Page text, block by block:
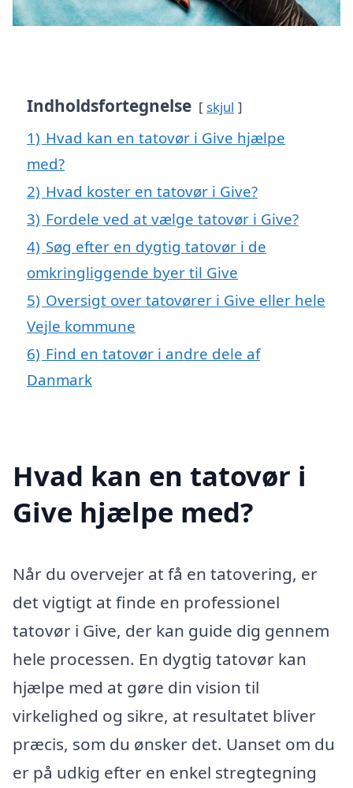
Indholdsfortegnelse skjul
1) Hvad kan en tatovør i Give hjælpe
med?
2) Hvad koster en tatovør i Give?
3) Fordele ved at vælge tatovør i Give?
4) Søg efter en dygtig tatovør i de
omkringliggende byer til Give
5) Oversigt over tatovører i Give eller hele
Vejle kommune
6) Find en tatovør i andre dele af
Danmark
Hvad kan en tatovør i
Give hjælpe med?
Når du overvejer at få en tatovering, er
det vigtigt at finde en professionel
tatovør i Give, der kan guide dig gennem
hele processen. En dygtig tatovør kan
hjælpe med at gøre din vision til
virkelighed og sikre, at resultatet bliver
præcis, som du ønsker det. Uanset om du
er på udkig efter en enkel stregtegning